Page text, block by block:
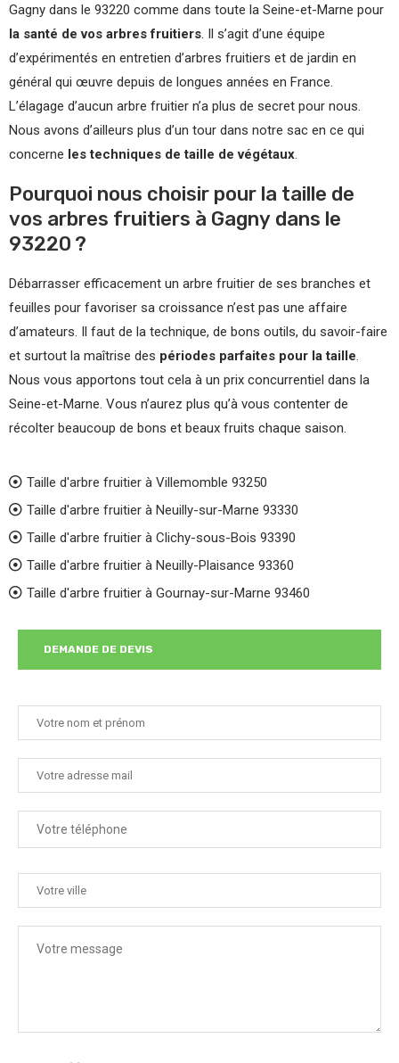
Gagny dans le 93220 comme dans toute la Seine-et-Marne pour
la santé de vos arbres fruitiers. Il s’agit d’une équipe
d’expérimentés en entretien d’arbres fruitiers et de jardin en
général qui œuvre depuis de longues années en France.
L’élagage d’aucun arbre fruitier n’a plus de secret pour nous.
Nous avons d’ailleurs plus d’un tour dans notre sac en ce qui
concerne les techniques de taille de végétaux.
Pourquoi nous choisir pour la taille de
vos arbres fruitiers à Gagny dans le
93220 ?
Débarrasser efficacement un arbre fruitier de ses branches et
feuilles pour favoriser sa croissance n’est pas une affaire
d’amateurs. Il faut de la technique, de bons outils, du savoir-faire
et surtout la maîtrise des périodes parfaites pour la taille.
Nous vous apportons tout cela à un prix concurrentiel dans la
Seine-et-Marne. Vous n’aurez plus qu’à vous contenter de
récolter beaucoup de bons et beaux fruits chaque saison.
Taille d'arbre fruitier à Villemomble 93250
Taille d'arbre fruitier à Neuilly-sur-Marne 93330
Taille d'arbre fruitier à Clichy-sous-Bois 93390
Taille d'arbre fruitier à Neuilly-Plaisance 93360
Taille d'arbre fruitier à Gournay-sur-Marne 93460
DEMANDE DE DEVIS